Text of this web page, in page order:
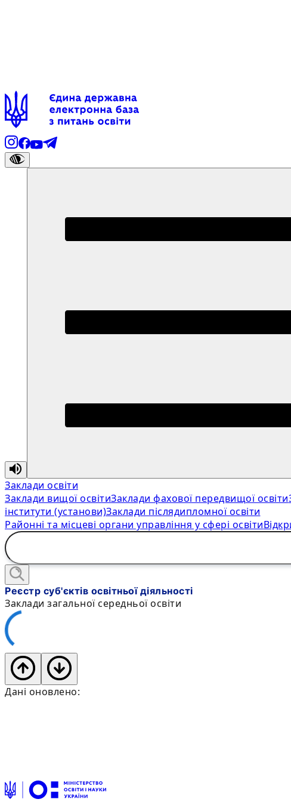
Заклади освіти
Заклади вищої освітиЗаклади фахової передвищої освіти
інститути (установи)Заклади післядипломної освіти
Районні та місцеві органи управління у сфері освіти
Реєстр суб'єктів освітньої діяльності
Заклади загальної середньої освіти
Дані оновлено: